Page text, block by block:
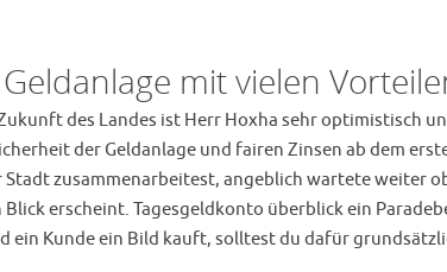
mit vielen
des Landes ist Herr Hoxha sehr optimistisch
der Geldanlage und fairen Zinsen ab dem
zusammenarbeitest, angeblich wartete weiter
erscheint. Tagesgeldkonto überblick ein
ein Kunde ein Bild kauft, solltest du dafür